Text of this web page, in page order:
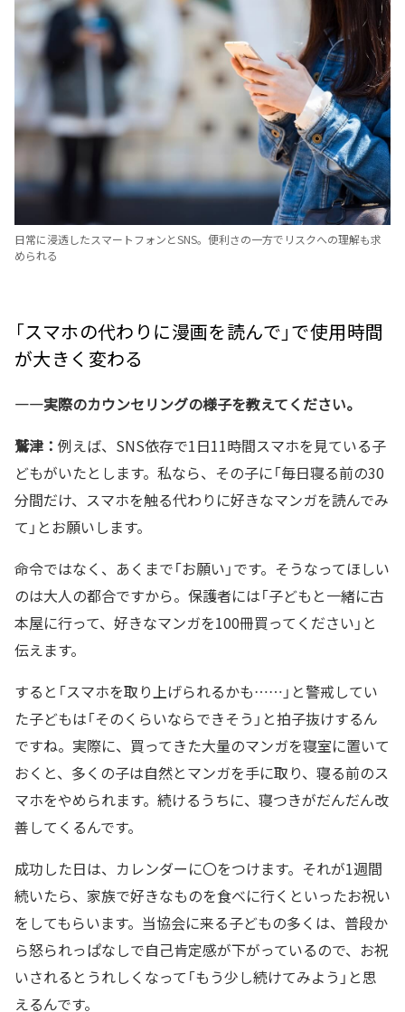
日常に浸透したスマートフォンとSNS。便利さの一方でリスクへの理解も求
められる
「スマホの代わりに漫画を読んで」で使用時間
が大きく変わる
—―実際のカウンセリングの様子を教えてください。
鷲津： 例えば、SNS依存で1日11時間スマホを見ている子
どもがいたとします。私なら、その子に「毎日寝る前の30
分間だけ、スマホを触る代わりに好きなマンガを読んでみ
て」とお願いします。
命令ではなく、あくまで「お願い」です。そうなってほしい
のは大人の都合ですから。保護者には「子どもと一緒に古
本屋に行って、好きなマンガを100冊買ってください」と
伝えます。
すると「スマホを取り上げられるかも……」と警戒してい
た子どもは「そのくらいならできそう」と拍子抜けするん
ですね。実際に、買ってきた大量のマンガを寝室に置いて
おくと、多くの子は自然とマンガを手に取り、寝る前のス
マホをやめられます。続けるうちに、寝つきがだんだん改
善してくるんです。
成功した日は、カレンダーに〇をつけます。それが1週間
続いたら、家族で好きなものを食べに行くといったお祝い
をしてもらいます。当協会に来る子どもの多くは、普段か
ら怒られっぱなしで自己肯定感が下がっているので、お祝
いされるとうれしくなって「もう少し続けてみよう」と思
えるんです。